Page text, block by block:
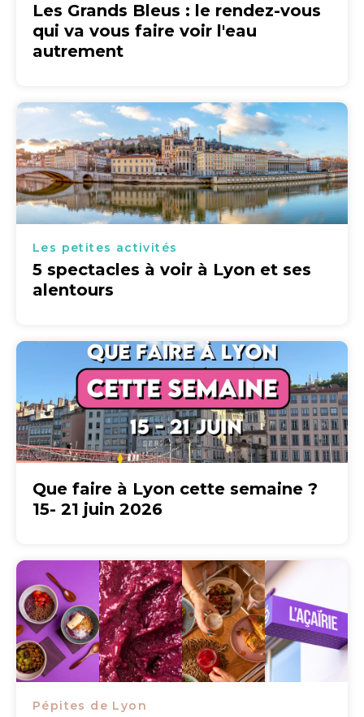
Les Grands Bleus : le rendez-vous
qui va vous faire voir l'eau
autrement
Les petites activités
5 spectacles à voir à Lyon et ses
alentours
Que faire à Lyon cette semaine ?
15- 21 juin 2026
Pépites de Lyon